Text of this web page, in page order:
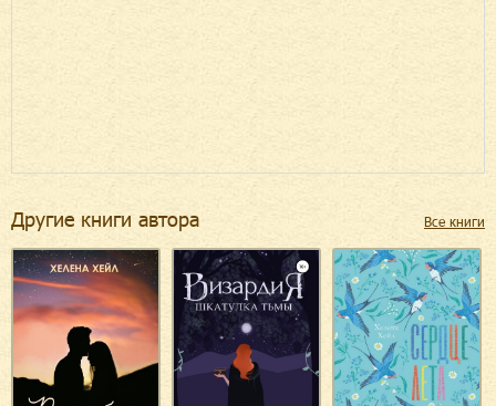
Другие книги автора Все книги